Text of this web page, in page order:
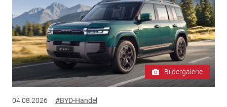
Bildergalerie
04.08.2026 #BYD-Handel